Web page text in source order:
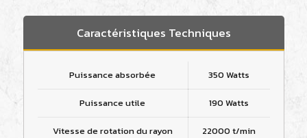
Caractéristiques Techniques
Puissance absorbée 350 Watts
Puissance utile 190 Watts
Vitesse de rotation du rayon 22000 t/min